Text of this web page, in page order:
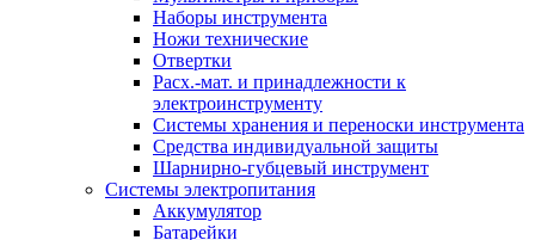
Наборы инструмента
Ножи технические
Отвертки
Расх.-мат. и принадлежности к
электроинструменту
Системы хранения и переноски инструмента
Средства индивидуальной защиты
Шарнирно-губцевый инструмент
Системы электропитания
Аккумулятор
Батарейки